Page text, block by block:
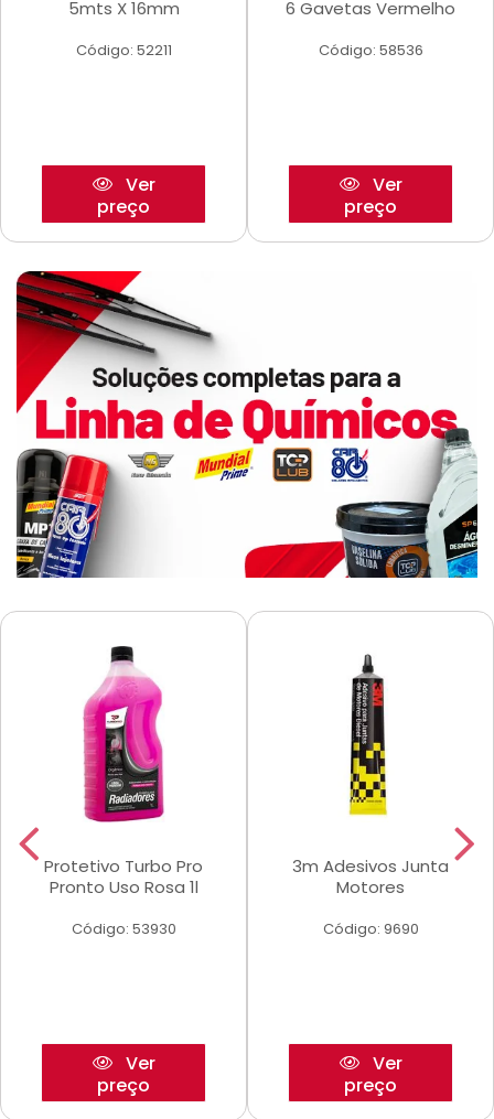
5mts X 16mm
Código: 52211
Ver
preço
6 Gavetas Vermelho
Código: 58536
Ver
preço
Protetivo Turbo Pro
Pronto Uso Rosa 1l
Código: 53930
Ver
preço
3m Adesivos Junta
Motores
Código: 9690
Ver
preço